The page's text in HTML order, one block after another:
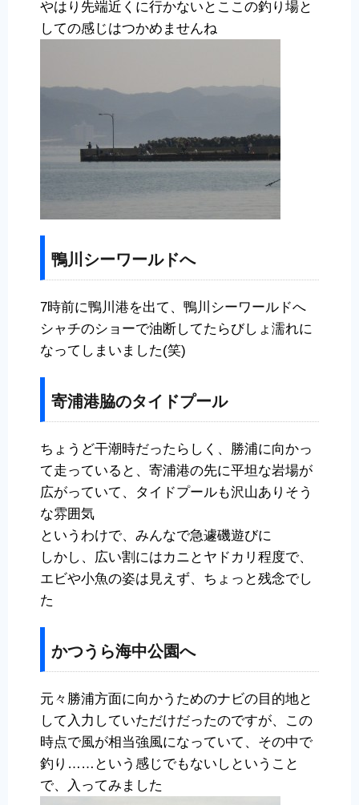
やはり先端近くに行かないとここの釣り場と
しての感じはつかめませんね
鴨川シーワールドへ
7時前に鴨川港を出て、鴨川シーワールドへ
シャチのショーで油断してたらびしょ濡れに
なってしまいました(笑)
寄浦港脇のタイドプール
ちょうど干潮時だったらしく、勝浦に向かっ
て走っていると、寄浦港の先に平坦な岩場が
広がっていて、タイドプールも沢山ありそう
な雰囲気
というわけで、みんなで急遽磯遊びに
しかし、広い割にはカニとヤドカリ程度で、
エビや小魚の姿は見えず、ちょっと残念でし
た
かつうら海中公園へ
元々勝浦方面に向かうためのナビの目的地と
して入力していただけだったのですが、この
時点で風が相当強風になっていて、その中で
釣り……という感じでもないしということ
で、入ってみました